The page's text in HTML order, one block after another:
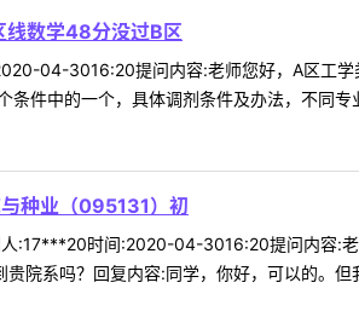
线数学48分没过B区
04-3016:20提问内容:老师您好，A区工
条件中的一个，具体调剂条件及办法，不同
种业（095131）初
:17***20时间:2020-04-3016:20提问内容:
院系吗？回复内容:同学，你好，可以的。